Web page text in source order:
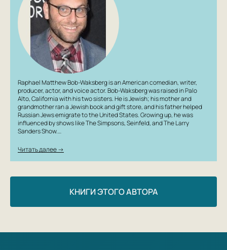
Raphael Matthew Bob-Waksberg is an American comedian, writer,
producer, actor, and voice actor. Bob-Waksberg was raised in Palo
Alto, California with his two sisters. He is Jewish; his mother and
grandmother ran a Jewish book and gift store, and his father helped
Russian Jews emigrate to the United States. Growing up, he was
influenced by shows like The Simpsons, Seinfeld, and The Larry
Sanders Show.…
Читать далее →
КНИГИ ЭТОГО АВТОРА